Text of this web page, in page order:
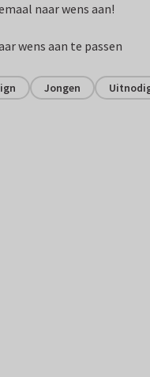
naar wens aan!
wens aan te passen
Jongen